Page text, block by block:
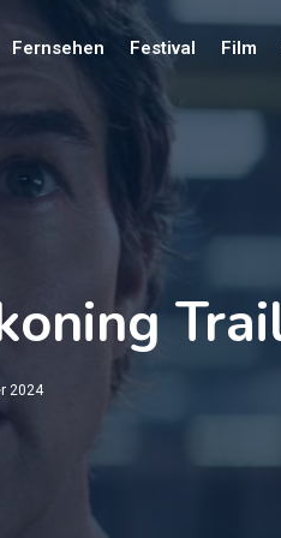
Fernsehen Festival Film
2024